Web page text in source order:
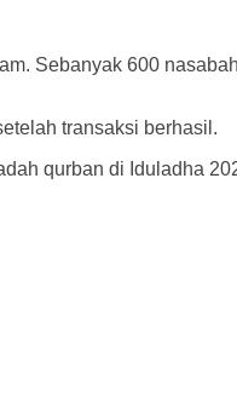
Sebanyak 600
transaksi berhasil.
qurban di Iduladha